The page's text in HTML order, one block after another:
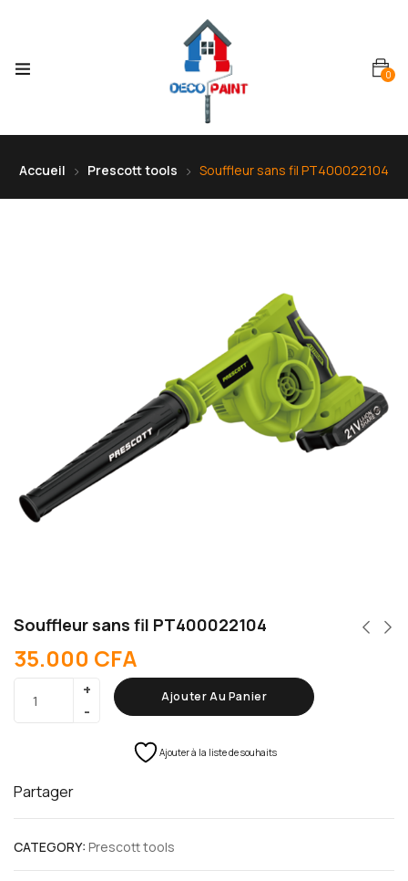
0
Accueil Prescott tools Souffleur sans fil PT400022104
Souffleur sans fil PT400022104
35.000 CFA
Ajouter Au Panier
Ajouter à la liste de souhaits
Partager
CATEGORY: Prescott tools